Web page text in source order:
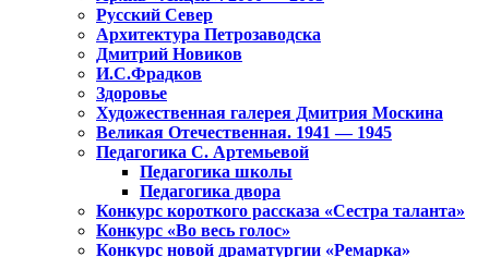
Русский Север
Архитектура Петрозаводска
Дмитрий Новиков
И.С.Фрадков
Здоровье
Художественная галерея Дмитрия Москина
Великая Отечественная. 1941 — 1945
Педагогика С. Артемьевой
Педагогика школы
Педагогика двора
Конкурс короткого рассказа «Сестра таланта»
Конкурс «Во весь голос»
Конкурс новой драматургии «Ремарка»